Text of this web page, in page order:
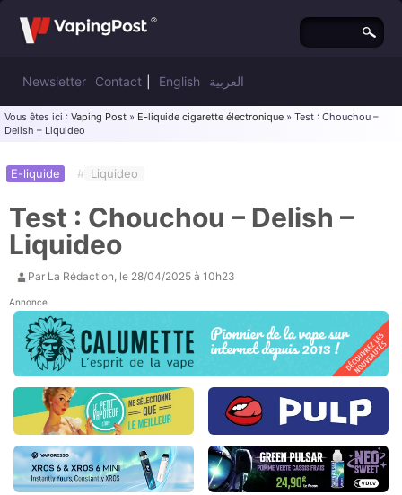
Newsletter Contact English العربية
Vous êtes ici : Vaping Post » E-liquide cigarette électronique » Test : Chouchou –
Delish – Liquideo
Test : Chouchou – Delish –
Liquideo
E-liquide # Liquideo
Par La Rédaction, le 28/04/2025 à 10h23
Annonce